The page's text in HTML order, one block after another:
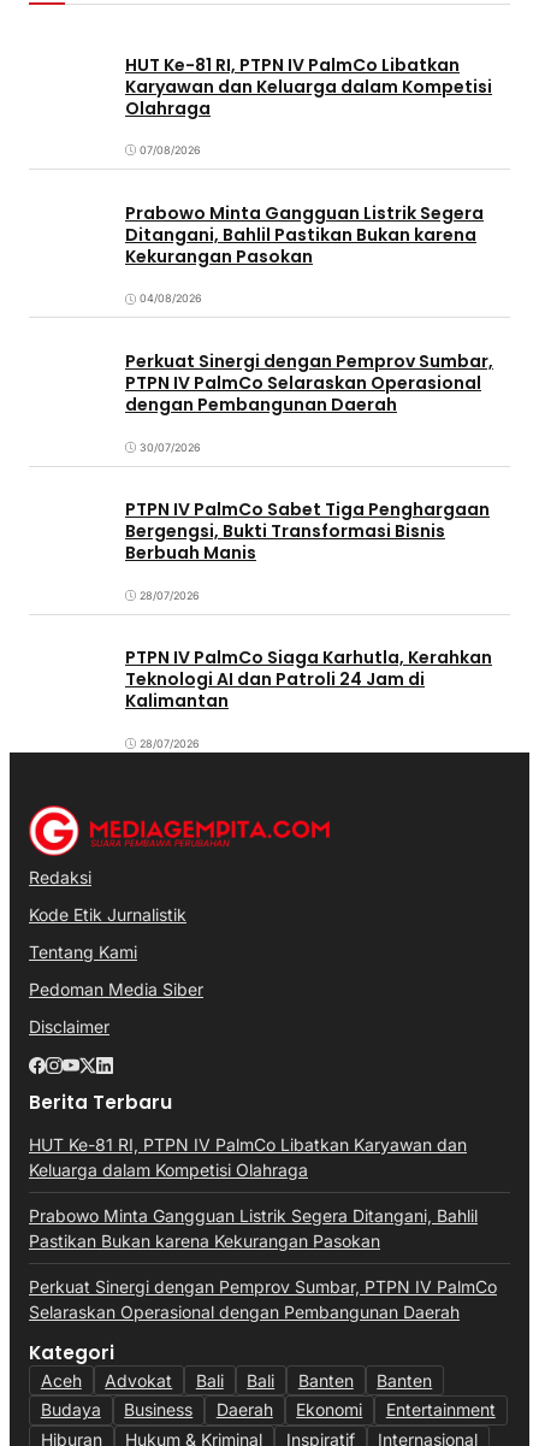
HUT Ke-81 RI, PTPN IV PalmCo Libatkan
Karyawan dan Keluarga dalam Kompetisi
Olahraga
07/08/2026
Prabowo Minta Gangguan Listrik Segera
Ditangani, Bahlil Pastikan Bukan karena
Kekurangan Pasokan
04/08/2026
Perkuat Sinergi dengan Pemprov Sumbar,
PTPN IV PalmCo Selaraskan Operasional
dengan Pembangunan Daerah
30/07/2026
PTPN IV PalmCo Sabet Tiga Penghargaan
Bergengsi, Bukti Transformasi Bisnis
Berbuah Manis
28/07/2026
PTPN IV PalmCo Siaga Karhutla, Kerahkan
Teknologi AI dan Patroli 24 Jam di
Kalimantan
28/07/2026
Redaksi
Kode Etik Jurnalistik
Tentang Kami
Pedoman Media Siber
Disclaimer
Berita Terbaru
HUT Ke-81 RI, PTPN IV PalmCo Libatkan Karyawan dan
Keluarga dalam Kompetisi Olahraga
Prabowo Minta Gangguan Listrik Segera Ditangani, Bahlil
Pastikan Bukan karena Kekurangan Pasokan
Perkuat Sinergi dengan Pemprov Sumbar, PTPN IV PalmCo
Selaraskan Operasional dengan Pembangunan Daerah
Kategori
Aceh Advokat Bali Bali Banten
Banten
Budaya
Business Daerah Ekonomi
Entertainment
Hiburan
Hukum & Kriminal Inspiratif Internasional